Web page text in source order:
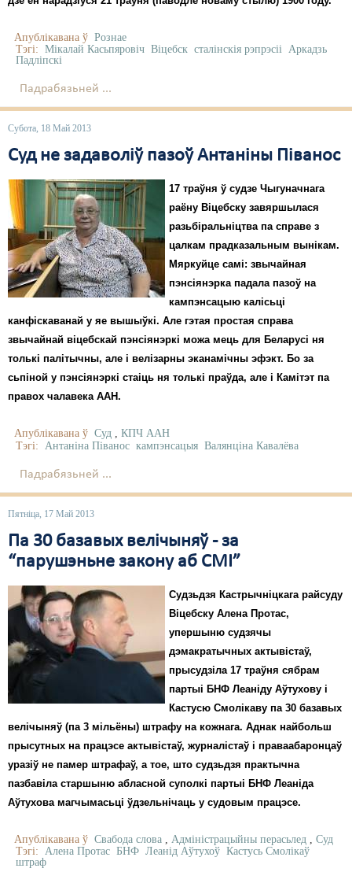
Апублікавана ў Рознае
Тэгі: Мікалай Касьпяровіч Віцебск сталінскія рэпрэсіі Аркадзь
Падліпскі
Падрабязьней ...
Субота, 18 Май 2013
Суд не задаволіў пазоў Антаніны Піванос
17 траўня ў судзе Чыгуначнага
раёну Віцебску завяршылася
разьбіральніцтва па справе з
цалкам прадказальным вынікам.
Мяркуйце самі: звычайная
пэнсіянэрка падала пазоў на
кампэнсацыю калісьці
канфіскаванай у яе вышыўкі. Але гэтая простая справа
звычайнай віцебскай пэнсіянэркі можа мець для Беларусі ня
толькі палітычны, але і велізарны эканамічны эфэкт. Бо за
сьпіной у пэнсіянэркі стаіць ня толькі праўда, але і Камітэт па
правох чалавека ААН.
Апублікавана ў Суд , КПЧ ААН
Тэгі: Антаніна Піванос кампэнсацыя Валянціна Кавалёва
Падрабязьней ...
Пятніца, 17 Май 2013
Па 30 базавых велічыняў - за
“парушэньне закону аб СМІ”
Судзьдзя Кастрычніцкага райсуду
Віцебску Алена Протас,
упершыню судзячы
дэмакратычных актывістаў,
прысудзіла 17 траўня сябрам
партыі БНФ Леаніду Аўтухову і
Кастусю Смолікаву па 30 базавых
велічыняў (па 3 мільёны) штрафу на кожнага. Аднак найбольш
прысутных на працэсе актывістаў, журналістаў і праваабаронцаў
уразіў не памер штрафаў, а тое, што судзьдзя практычна
пазбавіла старшыню абласной суполкі партыі БНФ Леаніда
Аўтухова магчымасьці ўдзельнічаць у судовым працэсе.
Апублікавана ў Свабода слова , Адміністрацыйны перасьлед , Суд
Тэгі: Алена Протас БНФ Леанід Аўтухоў Кастусь Смолікаў
штраф